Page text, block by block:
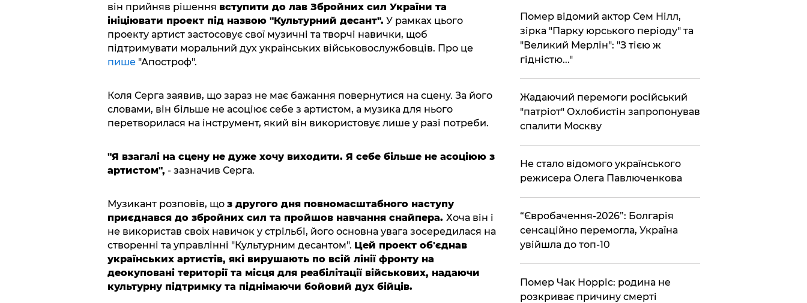
він прийняв рішення вступити до лав Збройних сил України та
ініціювати проект під назвою "Культурний десант". У рамках цього
проекту артист застосовує свої музичні та творчі навички, щоб
підтримувати моральний дух українських військовослужбовців. Про це
пише"Апостроф".
Коля Серга заявив, що зараз не має бажання повернутися на сцену. За його
словами, він більше не асоціює себе з артистом, а музика для нього
перетворилася на інструмент, який він використовує лише у разі потреби.
"Я взагалі на сцену не дуже хочу виходити. Я себе більше не асоціюю з
артистом", - зазначив Серга.
Музикант розповів, що з другого дня повномасштабного наступу
приєднався до збройних сил та пройшов навчання снайпера. Хоча він і
не використав своїх навичок у стрільбі, його основна увага зосередилася на
створенні та управлінні "Культурним десантом". Цей проект об'єднав
українських артистів, які вирушають по всій лінії фронту на
деокуповані території та місця для реабілітації військових, надаючи
культурну підтримку та піднімаючи бойовий дух бійців.
Помер відомий актор Сем Нілл,
зірка "Парку юрського періоду" та
"Великий Мерлін": "З тією ж
гідністю..."
Жадаючий перемоги російський
"патріот" Охлобистін запропонував
спалити Москву
​Не стало відомого українського
режисера Олега Павлюченкова
​“Євробачення-2026”: Болгарія
сенсаційно перемогла, Україна
увійшла до топ-10
Помер Чак Норріс: родина не
розкриває причину смерті